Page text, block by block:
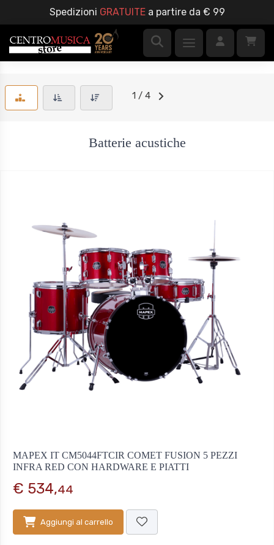
Spedizioni GRATUITEa partire da € 99
1 / 4
Batterie acustiche
MAPEX IT CM5044FTCIR COMET FUSION 5 PEZZI
INFRA RED CON HARDWARE E PIATTI
€ 534,44
Aggiungi al carrello